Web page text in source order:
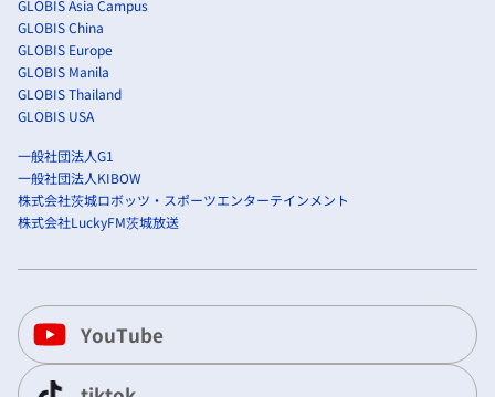
GLOBIS Asia Campus
GLOBIS China
GLOBIS Europe
GLOBIS Manila
GLOBIS Thailand
GLOBIS USA
一般社団法人G1
一般社団法人KIBOW
株式会社茨城ロボッツ・スポーツエンターテインメント
株式会社LuckyFM茨城放送
YouTube